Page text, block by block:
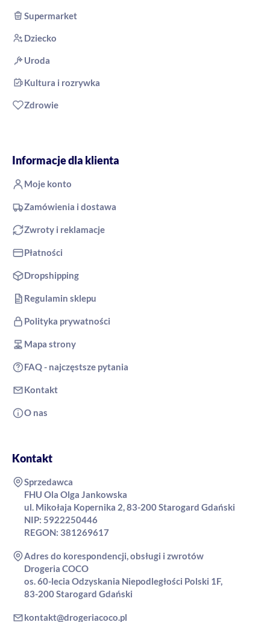
Supermarket
Dziecko
Uroda
Kultura i rozrywka
Zdrowie
Informacje dla klienta
Moje konto
Zamówienia i dostawa
Zwroty i reklamacje
Płatności
Dropshipping
Regulamin sklepu
Polityka prywatności
Mapa strony
FAQ - najczęstsze pytania
Kontakt
O nas
Kontakt
Sprzedawca
FHU Ola Olga Jankowska
ul. Mikołaja Kopernika 2, 83-200 Starogard Gdański
NIP: 5922250446
REGON: 381269617
Adres do korespondencji, obsługi i zwrotów
Drogeria COCO
os. 60-lecia Odzyskania Niepodległości Polski 1F,
83-200 Starogard Gdański
kontakt@drogeriacoco.pl